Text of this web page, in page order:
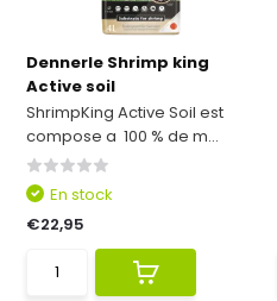
Dennerle Shrimp king
Active soil
ShrimpKing Active Soil est
compose a 100 % de m...
En stock
€22,95